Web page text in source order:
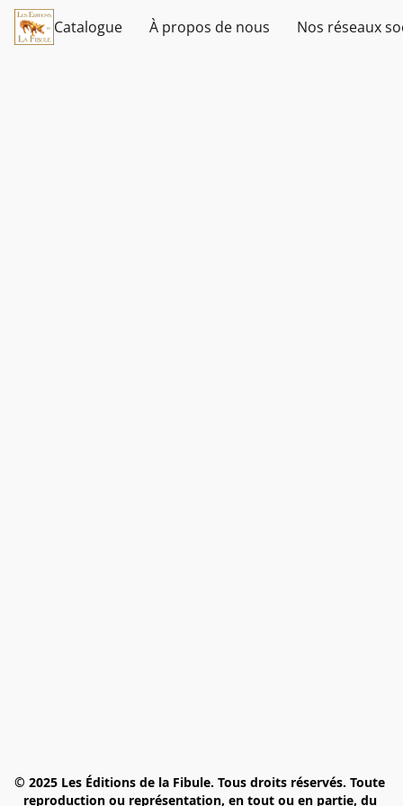
Catalogue À propos de nous Nos réseaux
© 2025 Les Éditions de la Fibule. Tous droits réservés. Toute
reproduction ou représentation, en tout ou en partie, du